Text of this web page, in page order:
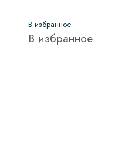
В избранное
В избранное